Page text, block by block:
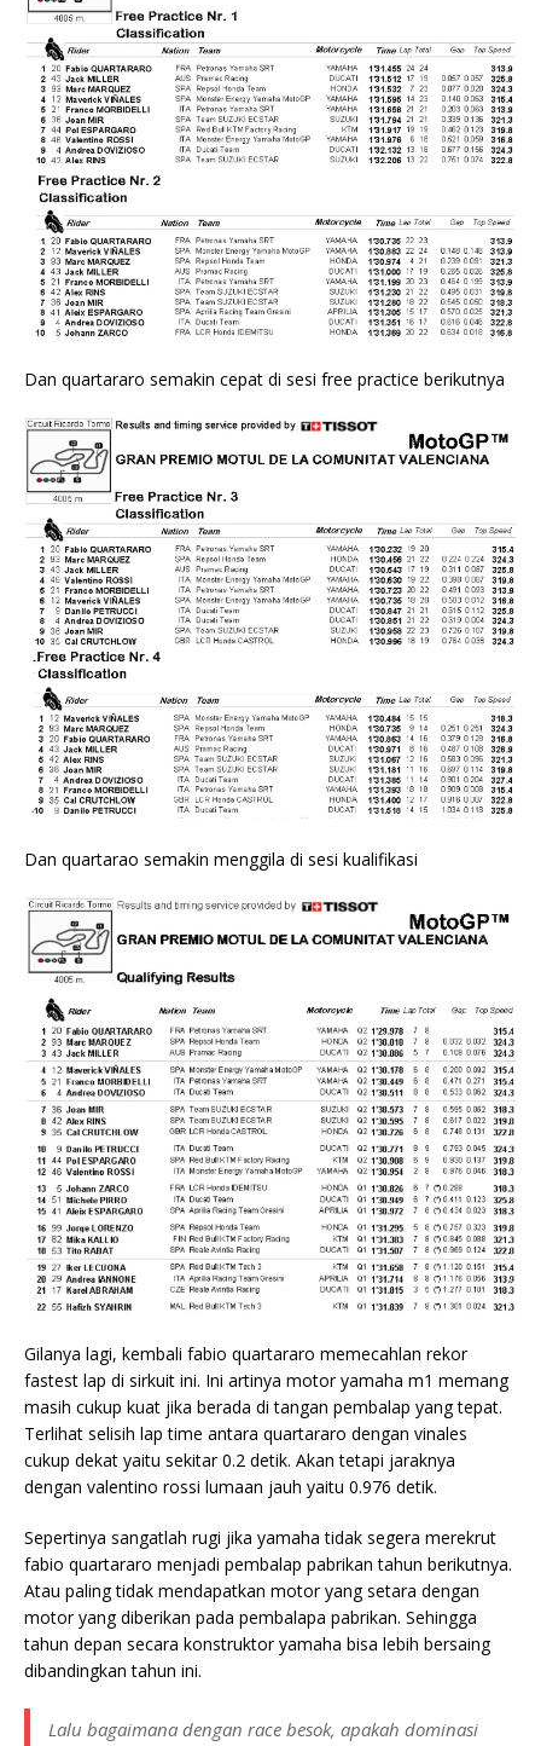
Dan quartararo semakin cepat di sesi free practice berikutnya
Dan quartarao semakin menggila di sesi kualifikasi
Gilanya lagi, kembali fabio quartararo memecahlan rekor
fastest lap di sirkuit ini. Ini artinya motor yamaha m1 memang
masih cukup kuat jika berada di tangan pembalap yang tepat.
Terlihat selisih lap time antara quartararo dengan vinales
cukup dekat yaitu sekitar 0.2 detik. Akan tetapi jaraknya
dengan valentino rossi lumaan jauh yaitu 0.976 detik.
Sepertinya sangatlah rugi jika yamaha tidak segera merekrut
fabio quartararo menjadi pembalap pabrikan tahun berikutnya.
Atau paling tidak mendapatkan motor yang setara dengan
motor yang diberikan pada pembalapa pabrikan. Sehingga
tahun depan secara konstruktor yamaha bisa lebih bersaing
dibandingkan tahun ini.
Lalu bagaimana dengan race besok, apakah dominasi